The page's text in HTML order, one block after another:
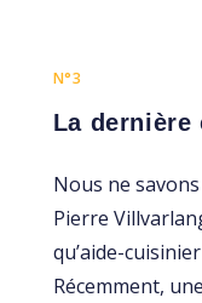
N°3
La dernière
Nous ne
Pierre
qu’aide-
Récemment,